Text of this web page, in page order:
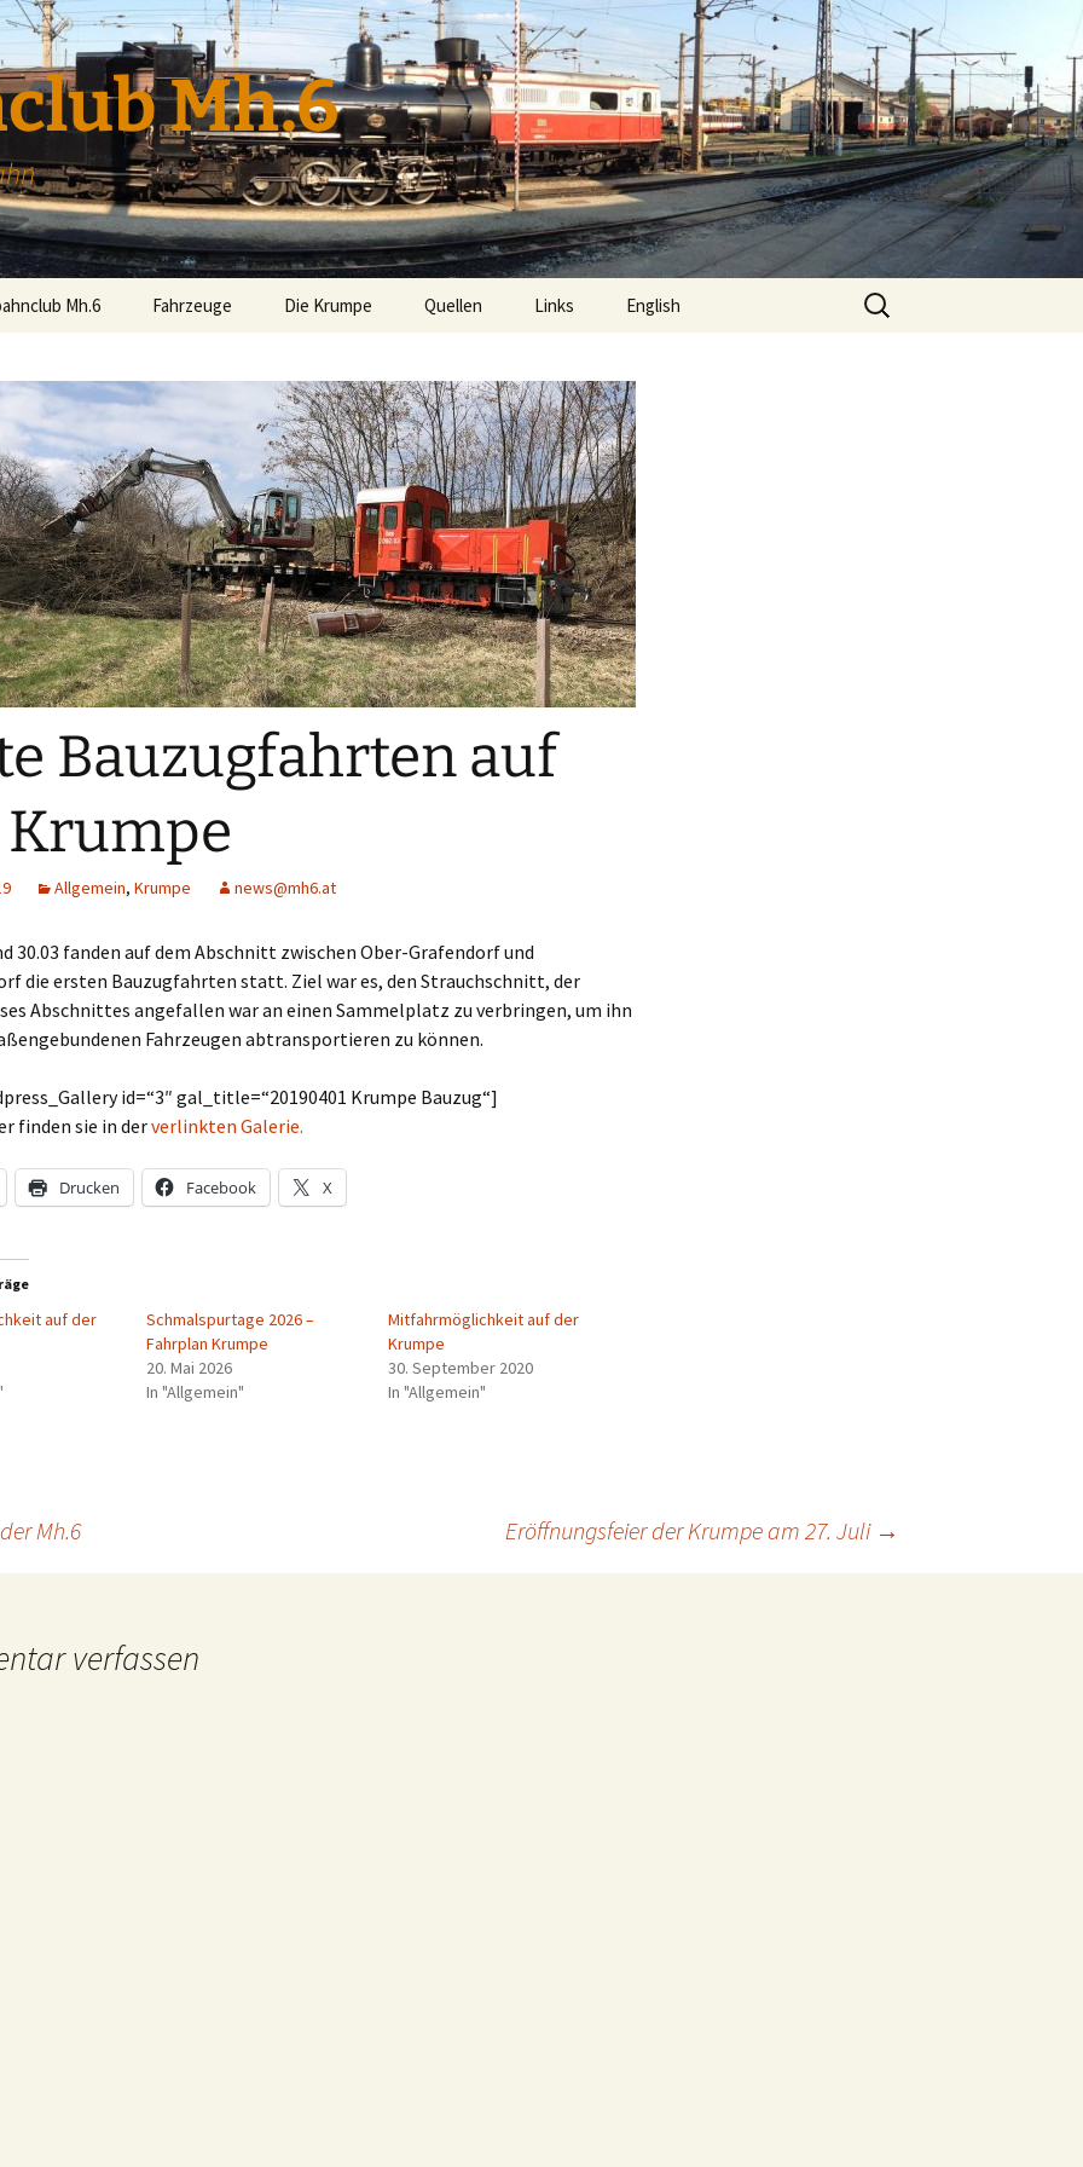
Mh.6
Mh.6
360°
Fahrzeuge
Uv.3 (298.207)
U.4 (298.54)
U.9 der STLB
1099.01
1099.08
1099.11
1099.16
2190.03
2091.11
2092.03
Schneepflug 98502
Die Krumpe Quellen Links English
Suchen
nach:
Bauzugfahrten auf
Allgemein, Krumpe news@mh6.at
30.03 fanden auf dem Abschnitt zwischen Ober-Grafendorf und
die ersten Bauzugfahrten statt. Ziel war es, den Strauchschnitt, der
Abschnittes angefallen war an einen Sammelplatz zu verbringen, um ihn
Fahrzeugen abtransportieren zu können.
id=“3″ gal_title=“20190401 Krumpe Bauzug“]
finden sie in derverlinkten Galerie.
Drucken Facebook X
auf der
Schmalspurtage 2026 –
Fahrplan Krumpe
20. Mai 2026
In "Allgemein"
Mitfahrmöglichkeit auf der
Krumpe
30. September 2020
In "Allgemein"
Mh.6 Eröffnungsfeier der Krumpe am 27. Juli →
verfassen